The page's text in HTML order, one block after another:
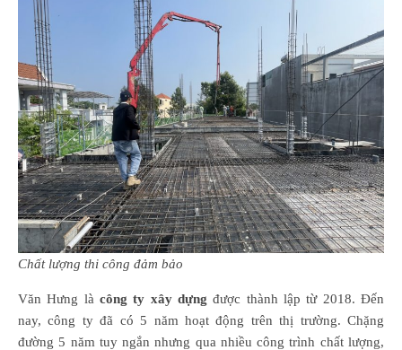
Chất lượng thi công đảm bảo
Văn Hưng là công ty xây dựngđược thành lập từ 2018. Đến
nay, công ty đã có 5 năm hoạt động trên thị trường. Chặng
đường 5 năm tuy ngắn nhưng qua nhiều công trình chất lượng,